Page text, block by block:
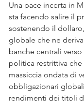
Una pace incerta in
sta facendo salire il
sostenendo il
globale che ne
banche centrali verso
politica restrittiva
massiccia ondata di
obbligazionari
rendimenti dei titoli